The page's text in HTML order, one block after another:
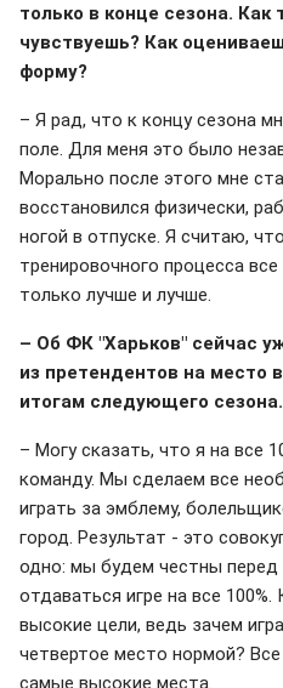
только в конце сезона. Как
чувствуешь? Как
форму?
– Я рад, что к концу сезона
поле. Для меня это было
Морально после этого мне
восстановился физически,
ногой в отпуске. Я считаю,
тренировочного процесса
только лучше и лучше.
– Об ФК "Харьков" сейчас
из претендентов на место
итогам следующего
– Могу сказать, что я на все
команду. Мы сделаем все
играть за эмблему,
город. Результат - это
одно: мы будем честны перед
отдаваться игре на все
высокие цели, ведь зачем
четвертое место нормой?
самые высокие места.